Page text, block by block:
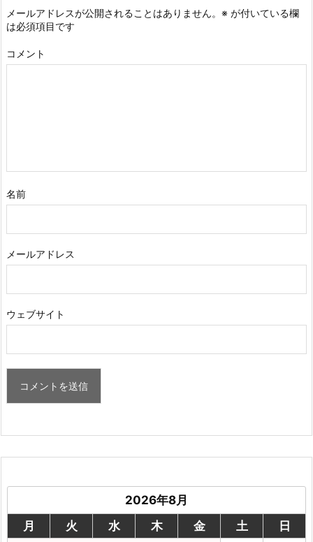
メールアドレスが公開されることはありません。 ※ が付いている欄
は必須項目です
コメント
名前
メールアドレス
ウェブサイト
2026年8月
月
火 水 木 金 土
日